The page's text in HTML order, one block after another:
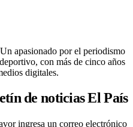
apasionado por el periodismo
con más de cinco años
digitales.
de noticias El País
ingresa un correo electrónico